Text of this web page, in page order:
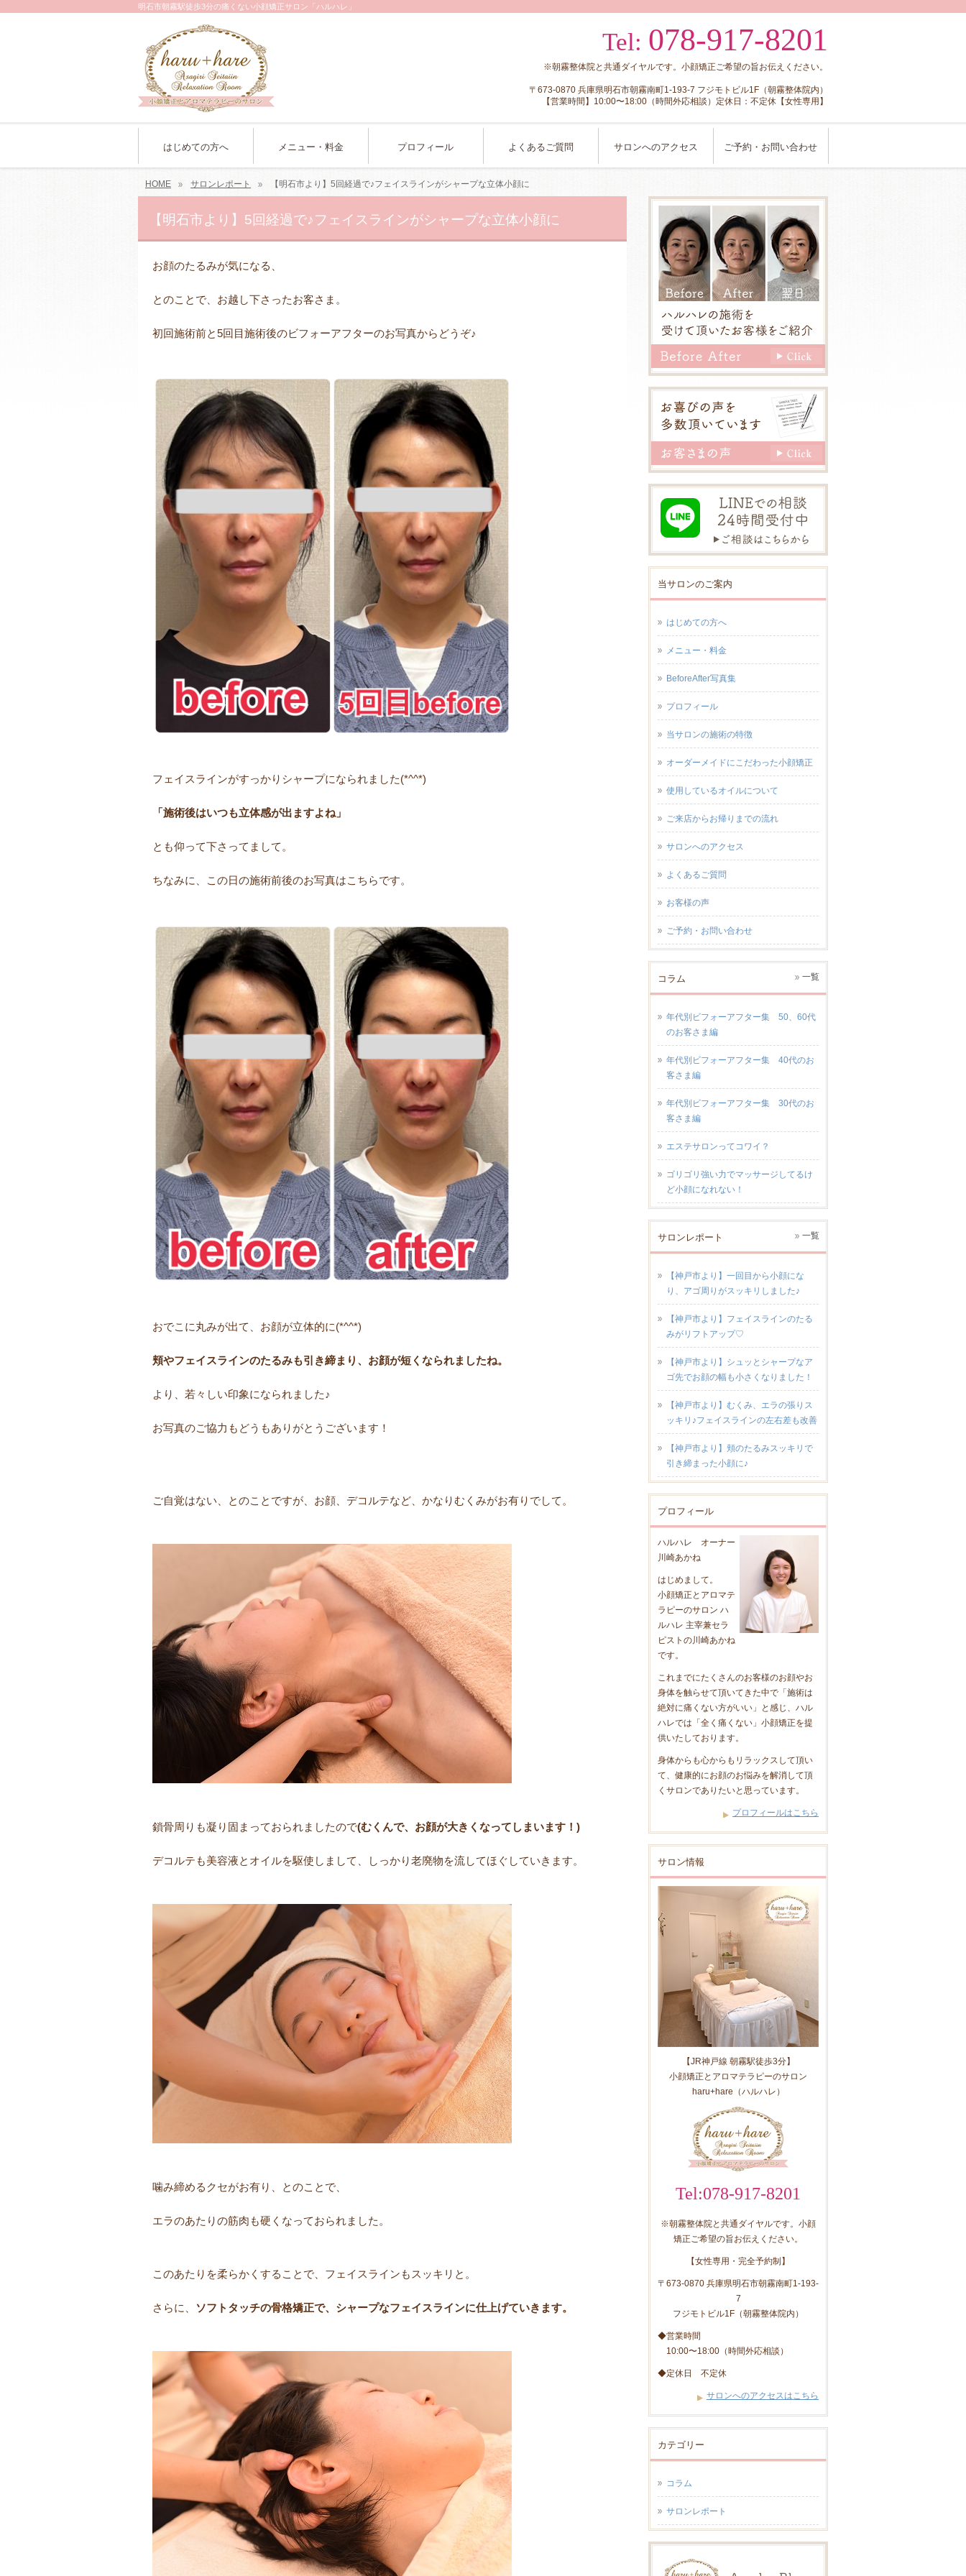
明石市朝霧駅徒歩3分の痛くない小顔矯正サロン「ハルハレ」
Tel: 078-917-8201
※朝霧整体院と共通ダイヤルです。小顔矯正ご希望の旨お伝えください。
〒673-0870 兵庫県明石市朝霧南町1-193-7 フジモトビル1F（朝霧整体院内）
【営業時間】10:00〜18:00（時間外応相談）定休日：不定休【女性専用】
はじめての方へ メニュー・料金 プロフィール よくあるご質問 サロンへのアクセス ご予約・お問い合わせ
HOME サロンレポート 【明石市より】5回経過で♪フェイスラインがシャープな立体小顔に
【明石市より】5回経過で♪フェイスラインがシャープな立体小顔に
お顔のたるみが気になる、
とのことで、お越し下さったお客さま。
初回施術前と5回目施術後のビフォーアフターのお写真からどうぞ♪
フェイスラインがすっかりシャープになられました(*^^*)
「施術後はいつも立体感が出ますよね」
とも仰って下さってまして。
ちなみに、この日の施術前後のお写真はこちらです。
おでこに丸みが出て、お顔が立体的に(*^^*)
頬やフェイスラインのたるみも引き締まり、お顔が短くなられましたね。
より、若々しい印象になられました♪
お写真のご協力もどうもありがとうございます！
ご自覚はない、とのことですが、お顔、デコルテなど、かなりむくみがお有りでして。
鎖骨周りも凝り固まっておられましたので(むくんで、お顔が大きくなってしまいます！)
デコルテも美容液とオイルを駆使しまして、しっかり老廃物を流してほぐしていきます。
噛み締めるクセがお有り、とのことで、
エラのあたりの筋肉も硬くなっておられました。
このあたりを柔らかくすることで、フェイスラインもスッキリと。
さらに、 ソフトタッチの骨格矯正で、シャープなフェイスラインに仕上げていきます。
当サロンのご案内
はじめての方へ
メニュー・料金
BeforeAfter写真集
プロフィール
当サロンの施術の特徴
オーダーメイドにこだわった小顔矯正
使用しているオイルについて
ご来店からお帰りまでの流れ
サロンへのアクセス
よくあるご質問
お客様の声
ご予約・お問い合わせ
コラム 一覧
年代別ビフォーアフター集 50、60代
のお客さま編
年代別ビフォーアフター集 40代のお
客さま編
年代別ビフォーアフター集 30代のお
客さま編
エステサロンってコワイ？
ゴリゴリ強い力でマッサージしてるけ
ど小顔になれない！
サロンレポート 一覧
【神戸市より】一回目から小顔にな
り、アゴ周りがスッキリしました♪
【神戸市より】フェイスラインのたる
みがリフトアップ♡
【神戸市より】シュッとシャープなア
ゴ先でお顔の幅も小さくなりました！
【神戸市より】むくみ、エラの張りス
ッキリ♪フェイスラインの左右差も改善
【神戸市より】頬のたるみスッキリで
引き締まった小顔に♪
プロフィール
ハルハレ オーナー
川崎あかね
はじめまして。
小顔矯正とアロマテ
ラピーのサロン ハ
ルハレ 主宰兼セラ
ピストの川崎あかね
です。
これまでにたくさんのお客様のお顔やお
身体を触らせて頂いてきた中で「施術は
絶対に痛くない方がいい」と感じ、ハル
ハレでは「全く痛くない」小顔矯正を提
供いたしております。
身体からも心からもリラックスして頂い
て、健康的にお顔のお悩みを解消して頂
くサロンでありたいと思っています。
プロフィールはこちら
サロン情報
【JR神戸線 朝霧駅徒歩3分】
小顔矯正とアロマテラピーのサロン
haru+hare（ハルハレ）
Tel:078-917-8201
※朝霧整体院と共通ダイヤルです。小顔
矯正ご希望の旨お伝えください。
【女性専用・完全予約制】
〒673-0870 兵庫県明石市朝霧南町1-193-
7
フジモトビル1F（朝霧整体院内）
◆営業時間
10:00〜18:00（時間外応相談）
◆定休日 不定休
サロンへのアクセスはこちら
カテゴリー
コラム
サロンレポート